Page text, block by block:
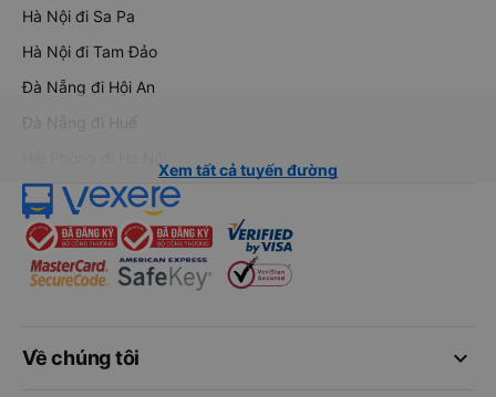
Hà Nội đi Sa Pa
Hà Nội đi Tam Đảo
Đà Nẵng đi Hội An
Đà Nẵng đi Huế
Xem tất cả tuyến đường
keyboard_arrow_down
Về chúng tôi